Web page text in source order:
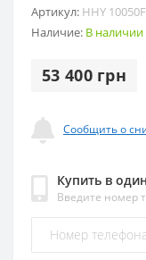
Артикул: HHY
Наличие: В наличии
53 400 грн
Сообщить о
Купить в
Введите номер